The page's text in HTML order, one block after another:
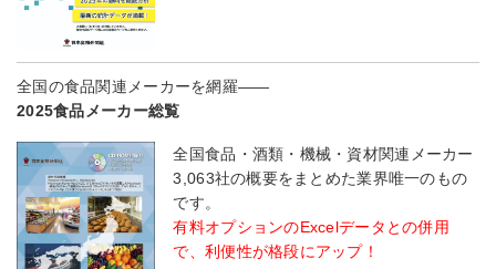
全国の食品関連メーカーを網羅――
2025食品メーカー総覧
全国食品・酒類・機械・資材関連メーカー
3,063社の概要をまとめた業界唯一のもの
です。
有料オプションのExcelデータとの併用
で、利便性が格段にアップ！